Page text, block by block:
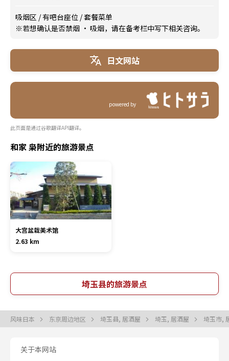
吸烟区 /有吧台座位 /套餐菜单
※若想确认是否禁烟 · 吸烟，请在备考栏中写下相关咨询。
日文网站
powered by
此页面是通过谷歌翻译API翻译。
和家 枭附近的旅游景点
大宫盆栽美术馆
2.63 km
埼玉县的旅游景点
风味日本 东京周边地区 埼玉县, 居酒屋 埼玉, 居酒屋 埼玉市,
关于本网站